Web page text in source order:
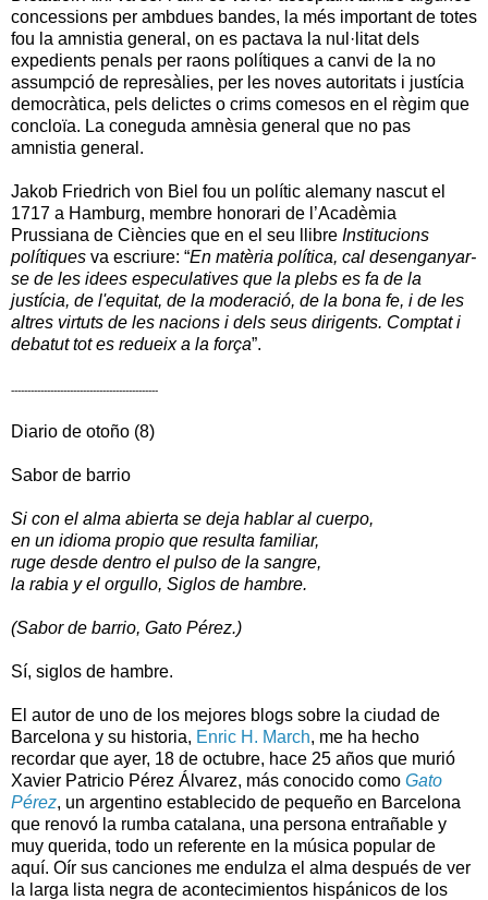
concessions per ambdues bandes, la més important de totes
fou la amnistia general, on es pactava la nul·litat dels
expedients penals per raons polítiques a canvi de la no
assumpció de represàlies, per les noves autoritats i justícia
democràtica, pels delictes o crims comesos en el règim que
concloïa. La coneguda amnèsia general que no pas
amnistia general.
Jakob Friedrich von Biel fou un polític alemany nascut el
1717 a Hamburg, membre honorari de l’Acadèmia
Prussiana de Ciències que en el seu llibre Institucions
polítiques va escriure: “En matèria política, cal desenganyar-
se de les idees especulatives que la plebs es fa de la
justícia, de l'equitat, de la moderació, de la bona fe, i de les
altres virtuts de les nacions i dels seus dirigents. Comptat i
debatut tot es redueix a la força”.
---------------------------------------------
Diario de otoño (8)
Sabor de barrio
Si con el alma abierta se deja hablar al cuerpo,
en un idioma propio que resulta familiar,
ruge desde dentro el pulso de la sangre,
la rabia y el orgullo, Siglos de hambre.
(Sabor de barrio, Gato Pérez.)
Sí, siglos de hambre.
El autor de uno de los mejores blogs sobre la ciudad de
Barcelona y su historia, Enric H. March, me ha hecho
recordar que ayer, 18 de octubre, hace 25 años que murió
Xavier Patricio Pérez Álvarez, más conocido como Gato
Pérez, un argentino establecido de pequeño en Barcelona
que renovó la rumba catalana, una persona entrañable y
muy querida, todo un referente en la música popular de
aquí. Oír sus canciones me endulza el alma después de ver
la larga lista negra de acontecimientos hispánicos de los